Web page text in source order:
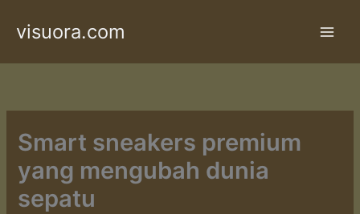
visuora.com
Smart sneakers premium
yang mengubah dunia
sepatu